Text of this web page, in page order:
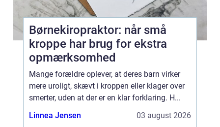
Børnekiropraktor: når små
kroppe har brug for ekstra
opmærksomhed
Mange forældre oplever, at deres barn virker
mere uroligt, skævt i kroppen eller klager over
smerter, uden at der er en klar forklaring. H...
Linnea Jensen
03 august 2026